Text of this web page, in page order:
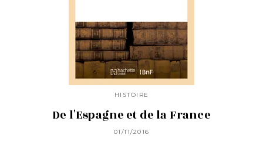
HISTOIRE
De l'Espagne et de la France
01/11/2016